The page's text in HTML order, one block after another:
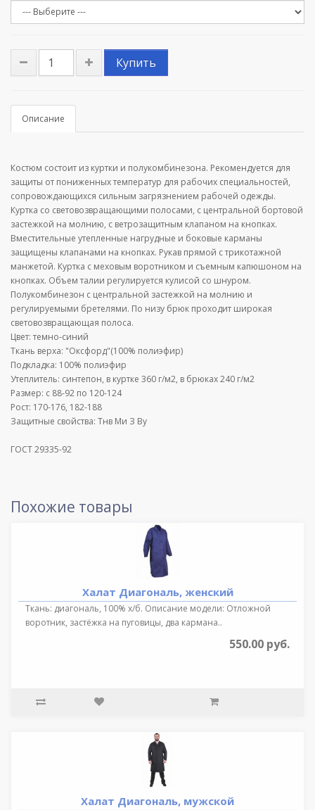
Купить
Описание
Костюм состоит из куртки и полукомбинезона. Рекомендуется для
защиты от пониженных температур для рабочих специальностей,
сопровождающихся сильным загрязнением рабочей одежды.
Куртка со световозвращающими полосами, с центральной бортовой
застежкой на молнию, с ветрозащитным клапаном на кнопках.
Вместительные утепленные нагрудные и боковые карманы
защищены клапанами на кнопках. Рукав прямой с трикотажной
манжетой. Куртка с меховым воротником и съемным капюшоном на
кнопках. Объем талии регулируется кулисой со шнуром.
Полукомбинезон с центральной застежкой на молнию и
регулируемыми бретелями. По низу брюк проходит широкая
световозвращающая полоса.
Цвет: темно-синий
Ткань верха: "Оксфорд"(100% полиэфир)
Подкладка: 100% полиэфир
Утеплитель: синтепон, в куртке 360 г/м2, в брюках 240 г/м2
Размер: с 88-92 по 120-124
Рост: 170-176, 182-188
Защитные свойства: Тнв Ми З Ву
ГОСТ 29335-92
Похожие товары
Халат Диагональ, женский
Ткань: диагональ, 100% х/б. Описание модели: Отложной
воротник, застёжка на пуговицы, два кармана..
550.00 руб.
Халат Диагональ, мужской